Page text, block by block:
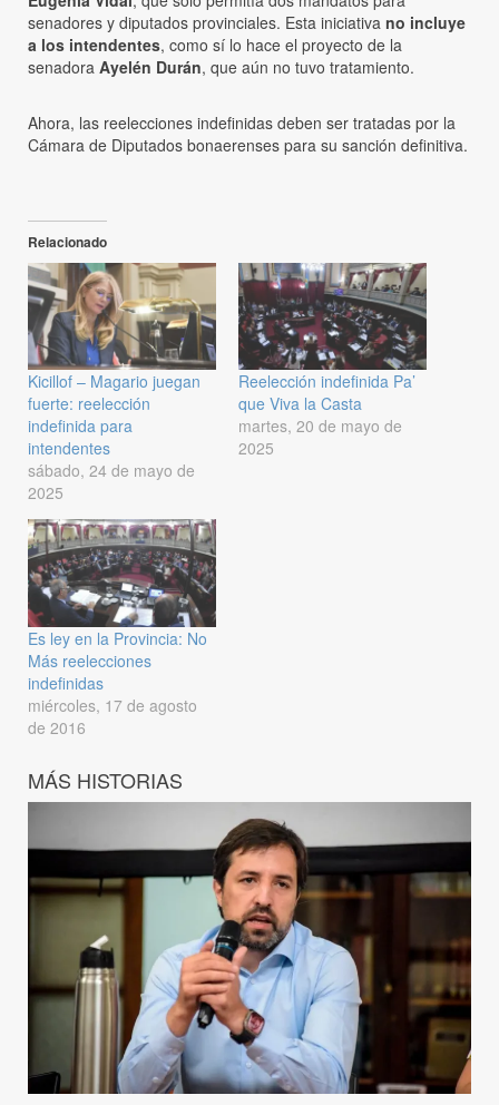
senadores y diputados provinciales. Esta iniciativa no incluye
a los intendentes, como sí lo hace el proyecto de la
senadora Ayelén Durán, que aún no tuvo tratamiento.
Ahora, las reelecciones indefinidas deben ser tratadas por la
Cámara de Diputados bonaerenses para su sanción definitiva.
Relacionado
Kicillof – Magario juegan
fuerte: reelección
indefinida para
intendentes
sábado, 24 de mayo de
2025
Reelección indefinida Pa’
que Viva la Casta
martes, 20 de mayo de
2025
Es ley en la Provincia: No
Más reelecciones
indefinidas
miércoles, 17 de agosto
de 2016
MÁS HISTORIAS